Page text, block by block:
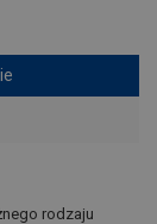
rodzaju